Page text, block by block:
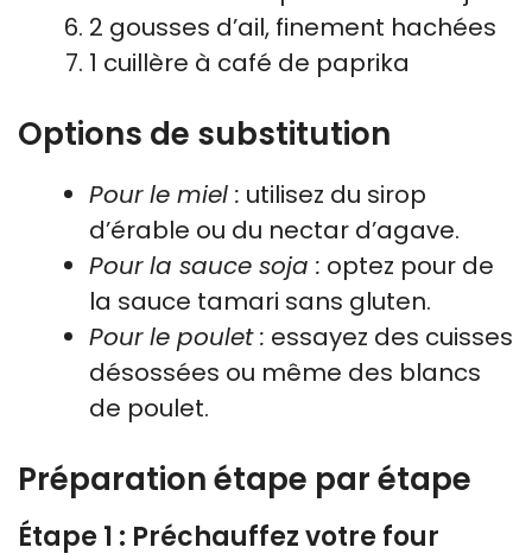
2 gousses d’ail, finement hachées
1 cuillère à café de paprika
Options de substitution
Pour le miel : utilisez du sirop
d’érable ou du nectar d’agave.
Pour la sauce soja : optez pour de
la sauce tamari sans gluten.
Pour le poulet : essayez des cuisses
désossées ou même des blancs
de poulet.
Préparation étape par étape
Étape 1 : Préchauffez votre four